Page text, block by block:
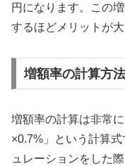
円になります。この
するほどメリットが
増額率の計算方法
増額率の計算は非常
×0.7%」という計算
ュレーションをした